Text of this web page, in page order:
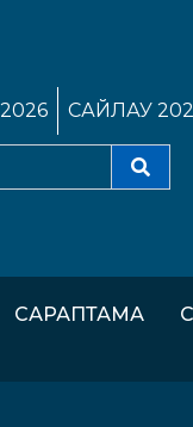
САЙЛАУ
САРАПТАМА